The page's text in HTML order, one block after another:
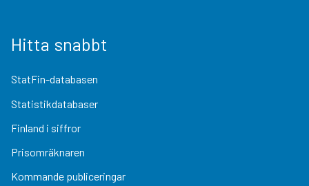
Hitta snabbt
StatFin-databasen
Statistikdatabaser
Finland i siffror
Prisomräknaren
Kommande publiceringar